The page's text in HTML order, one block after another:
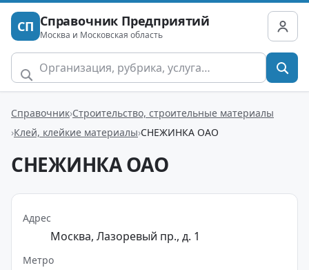
СП Справочник Предприятий
Москва и Московская область
Справочник Строительство, строительные материалы
Клей, клейкие материалы СНЕЖИНКА ОАО
СНЕЖИНКА ОАО
Адрес
Москва, Лазоревый пр., д. 1
Метро